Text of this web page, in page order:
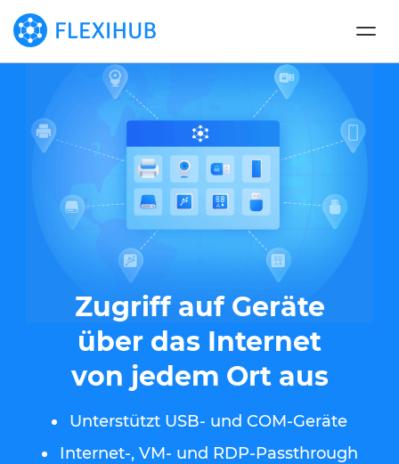
Zugriff auf Geräte
über das Internet
von jedem Ort aus
Unterstützt USB- und COM-Geräte
Internet-, VM- und RDP-Passthrough